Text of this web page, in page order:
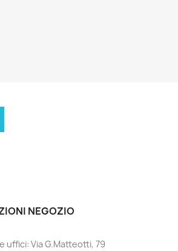
NEGOZIO
uffici: Via G.Matteotti, 79